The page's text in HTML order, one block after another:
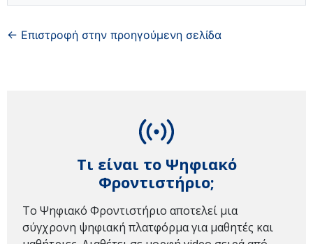
← Επιστροφή στην προηγούμενη σελίδα
Τι είναι το Ψηφιακό
Φροντιστήριο;
Το Ψηφιακό Φροντιστήριο αποτελεί μια
σύγχρονη ψηφιακή πλατφόρμα για μαθητές και